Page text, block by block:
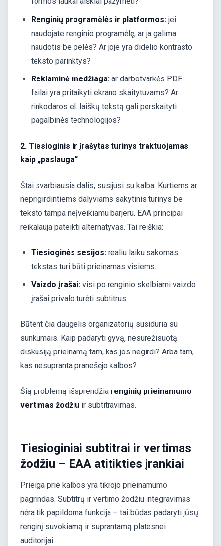
Renginių programėlės ir platformos: jei
naudojate renginio programėlę, ar ja galima
naudotis be pelės? Ar joje yra didelio kontrasto
teksto parinktys?
Reklaminė medžiaga: ar darbotvarkės PDF
failai yra pritaikyti ekrano skaitytuvams? Ar
rinkodaros el. laiškų tekstą gali perskaityti
pagalbinės technologijos?
2. Tiesioginis ir įrašytas turinys traktuojamas
kaip „paslauga“
Štai svarbiausia dalis, susijusi su kalba. Kurtiems ar
neprigirdintiems dalyviams sakytinis turinys be
teksto tampa neįveikiamu barjeru. EAA principai
reikalauja pateikti alternatyvas. Tai reiškia:
Tiesioginės sesijos: realiu laiku sakomas
tekstas turi būti prieinamas visiems.
Vaizdo įrašai: visi po renginio skelbiami vaizdo
įrašai privalo turėti subtitrus.
Būtent čia daugelis organizatorių susiduria su
sunkumais. Kaip padaryti gyvą, nesurežisuotą
diskusiją prieinamą tam, kas jos negirdi? Arba tam,
kas nesupranta pranešėjo kalbos?
Šią problemą išsprendžia renginių prieinamumo
vertimas žodžiu ir subtitravimas.
Tiesioginiai subtitrai ir vertimas
žodžiu – EAA atitikties įrankiai
Prieiga prie kalbos yra tikrojo prieinamumo
pagrindas. Subtitrų ir vertimo žodžiu integravimas
nėra tik papildoma funkcija – tai būdas padaryti jūsų
renginį suvokiamą ir suprantamą platesnei
auditorijai.